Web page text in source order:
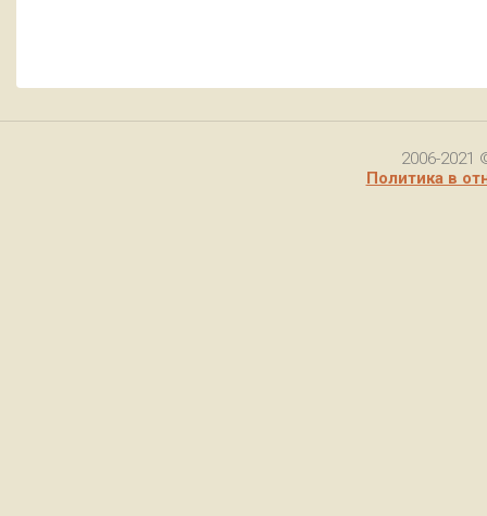
2006-2021
Политика в